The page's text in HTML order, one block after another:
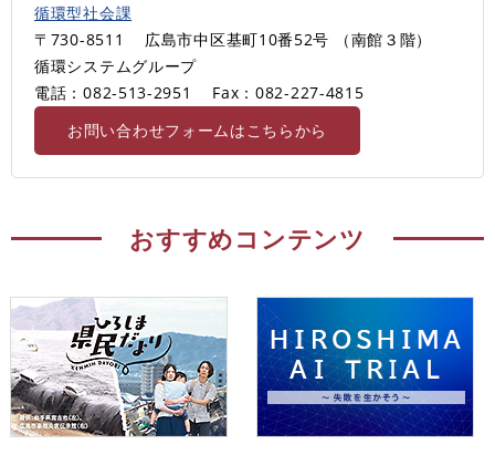
循環型社会課
〒730-8511
広島市中区基町10番52号 （南館３階）
循環システムグループ
電話：082-513-2951
Fax：082-227-4815
お問い合わせフォームはこちらから
おすすめコンテンツ